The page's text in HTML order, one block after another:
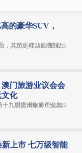
的豪华SUV，
，其历史可以追溯到2...
2025-05-11 16:30:35
门旅游业议会会
文化
九届贵州旅游产业发...
2025-04-15 02:44:45
新上市 七万级智能